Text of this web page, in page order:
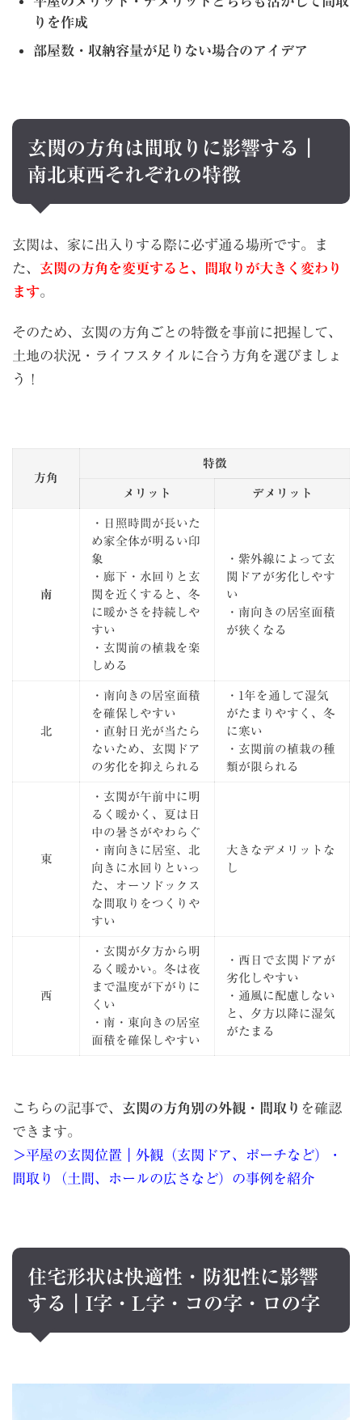
りを作成
部屋数・収納容量が足りない場合のアイデア
玄関の方角は間取りに影響する｜
南北東西それぞれの特徴
玄関は、家に出入りする際に必ず通る場所です。ま
た、 玄関の方角を変更すると、間取りが大きく変わり
ます。
そのため、玄関の方角ごとの特徴を事前に把握して、
土地の状況・ライフスタイルに合う方角を選びましょ
う！
方角
特徴
メリット デメリット
南
・日照時間が長いた
め家全体が明るい印
象
・廊下・水回りと玄
関を近くすると、冬
に暖かさを持続しや
すい
・玄関前の植栽を楽
しめる
・紫外線によって玄
関ドアが劣化しやす
い
・南向きの居室面積
が狭くなる
北
・南向きの居室面積
を確保しやすい
・直射日光が当たら
ないため、玄関ドア
の劣化を抑えられる
・1年を通して湿気
がたまりやすく、冬
に寒い
・玄関前の植栽の種
類が限られる
東
・玄関が午前中に明
るく暖かく、夏は日
中の暑さがやわらぐ
・南向きに居室、北
向きに水回りといっ
た、オーソドックス
な間取りをつくりや
すい
大きなデメリットな
し
西
・玄関が夕方から明
るく暖かい。冬は夜
まで温度が下がりに
くい
・南・東向きの居室
面積を確保しやすい
・西日で玄関ドアが
劣化しやすい
・通風に配慮しない
と、夕方以降に湿気
がたまる
こちらの記事で、 玄関の方角別の外観・間取り を確認
できます。
＞平屋の玄関位置｜外観（玄関ドア、ポーチなど）・
間取り（土間、ホールの広さなど）の事例を紹介
住宅形状は快適性・防犯性に影響
する｜I字・L字・コの字・ロの字